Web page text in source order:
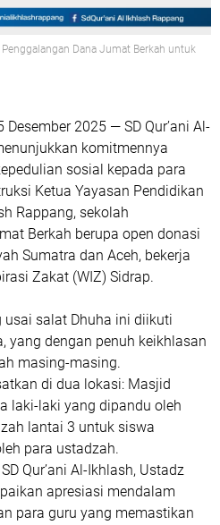
Penggalangan Dana Jumat Berkah untuk
Desember 2025 — SD Qur’ani Al-
komitmennya
sosial kepada para
Ketua Yayasan Pendidikan
Rappang, sekolah
Berkah berupa open donasi
Sumatra dan Aceh, bekerja
Zakat (WIZ) Sidrap.
usai salat Dhuha ini diikuti
yang dengan penuh keikhlasan
masing-masing.
di dua lokasi: Masjid
laki-laki yang dipandu oleh
lantai 3 untuk siswa
para ustadzah.
Qur’ani Al-Ikhlash, Ustadz
apresiasi mendalam
para guru yang memastikan